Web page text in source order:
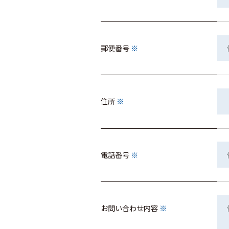
郵便番号 ※
住所 ※
電話番号 ※
お問い合わせ内容 ※